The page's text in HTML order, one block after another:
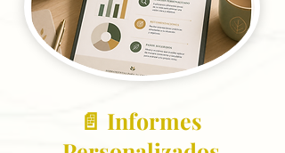
📄 Informes